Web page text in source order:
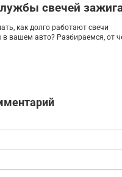
свечей
как долго работают свечи
в вашем авто? Разбираемся, от